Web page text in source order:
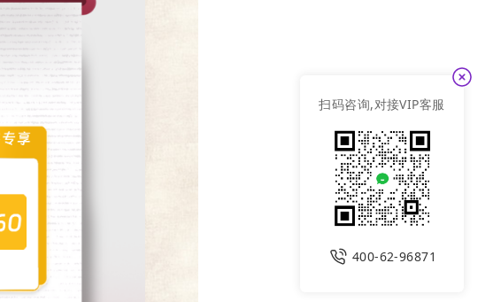
扫码咨询,对接VIP客服
400-62-96871